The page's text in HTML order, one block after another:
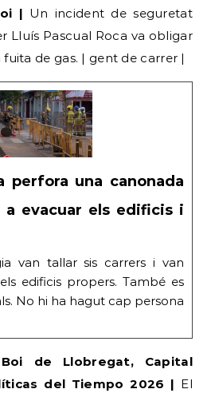
| Un incident de seguretat
Lluís Pascual Roca va obligar
de gas. | gent de carrer |
perfora una canonada
evacuar els edificis i
van tallar sis carrers i van
edificis propers. També es
No hi ha hagut cap persona
de Llobregat, Capital
del Tiempo 2026 | El